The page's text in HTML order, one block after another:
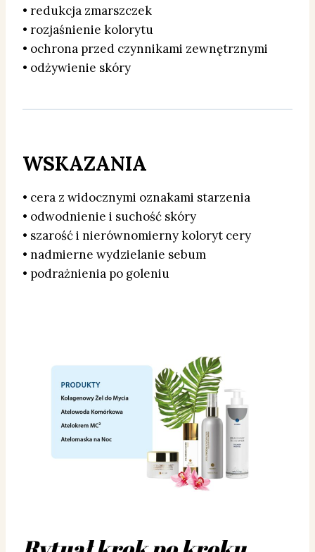
• redukcja zmarszczek
• rozjaśnienie kolorytu
• ochrona przed czynnikami zewnętrznymi
• odżywienie skóry
WSKAZANIA
• cera z widocznymi oznakami starzenia
• odwodnienie i suchość skóry
• szarość i nierównomierny koloryt cery
• nadmierne wydzielanie sebum
• podrażnienia po goleniu